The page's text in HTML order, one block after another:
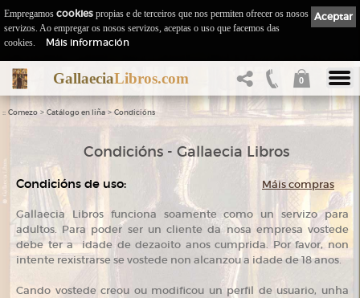
GallaeciaLibros.com 0
:: Comezo > Catálogo en liña > Condicións
Condicións - Gallaecia Libros
Máis compras
Condicións de uso:
Gallaecia Libros funciona soamente como un servizo para
adultos. Para poder ser un cliente da nosa empresa vostede
debe ter a idade de dezaoito anos cumprida. Por favor, non
intente rexistrarse se vostede non alcanzou a idade de 18 anos.
Cando vostede creou ou modificou un perfil de usuario, unha
Aceptar
Empregamos cookies propias e de terceiros que nos permiten ofrecer os nosos
servizos. Ao empregar os nosos servizos, aceptas o uso que facemos das
cookies.
Máis información